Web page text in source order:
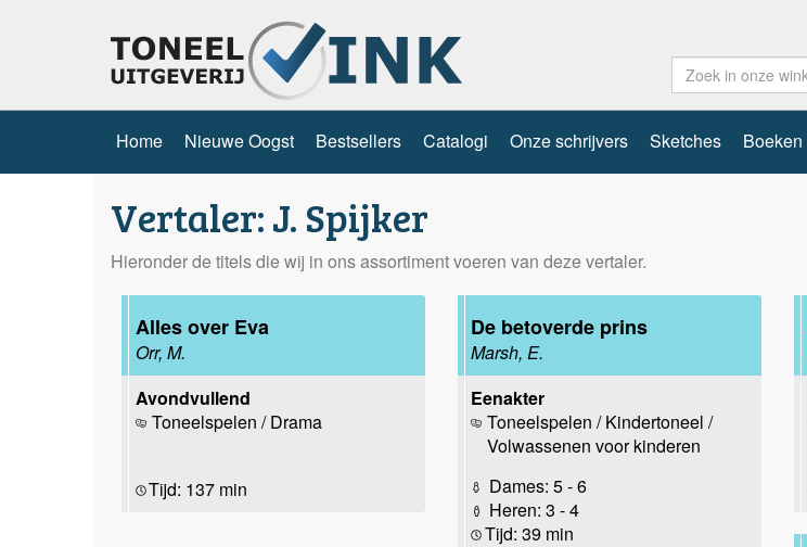
Home Nieuwe Oogst Bestsellers Catalogi Onze schrijvers Sketches Boeken
Vertaler: J. Spijker
Hieronder de titels die wij in ons assortiment voeren van deze vertaler.
Alles over Eva
Orr, M.
Avondvullend
Toneelspelen / Drama
Tijd: 137 min
De betoverde prins
Marsh, E.
Eenakter
Toneelspelen / Kindertoneel /
Volwassenen voor kinderen
Dames: 5 - 6
Heren: 3 - 4
Tijd: 39 min